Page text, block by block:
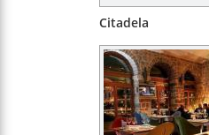
Citadela